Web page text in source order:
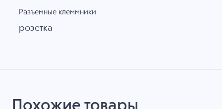
Разъемные клеммники
розетка